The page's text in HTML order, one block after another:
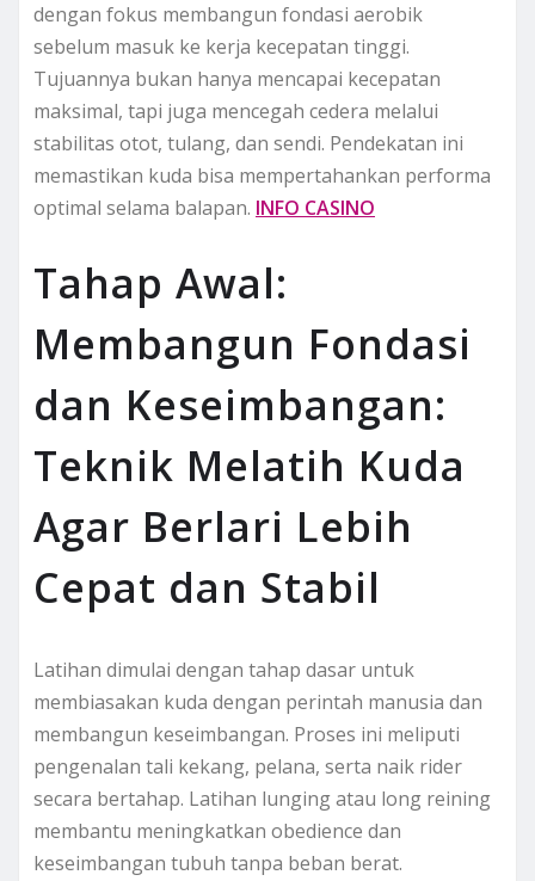
dengan fokus membangun fondasi aerobik
sebelum masuk ke kerja kecepatan tinggi.
Tujuannya bukan hanya mencapai kecepatan
maksimal, tapi juga mencegah cedera melalui
stabilitas otot, tulang, dan sendi. Pendekatan ini
memastikan kuda bisa mempertahankan performa
optimal selama balapan. INFO CASINO
Tahap Awal:
Membangun Fondasi
dan Keseimbangan:
Teknik Melatih Kuda
Agar Berlari Lebih
Cepat dan Stabil
Latihan dimulai dengan tahap dasar untuk
membiasakan kuda dengan perintah manusia dan
membangun keseimbangan. Proses ini meliputi
pengenalan tali kekang, pelana, serta naik rider
secara bertahap. Latihan lunging atau long reining
membantu meningkatkan obedience dan
keseimbangan tubuh tanpa beban berat.